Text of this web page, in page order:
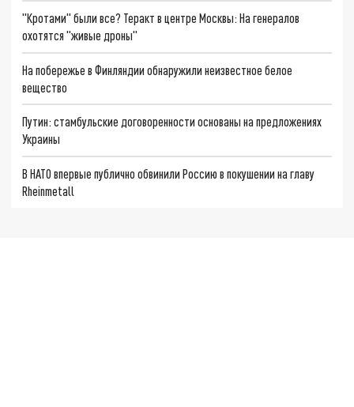
"Кротами" были все? Теракт в центре Москвы: На генералов
охотятся "живые дроны"
На побережье в Финляндии обнаружили неизвестное белое
вещество
Путин: стамбульские договоренности основаны на предложениях
Украины
В НАТО впервые публично обвинили Россию в покушении на главу
Rheinmetall